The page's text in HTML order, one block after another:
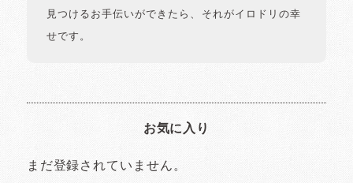
見つけるお手伝いができたら、それがイロドリの幸
せです。
お気に入り
まだ登録されていません。